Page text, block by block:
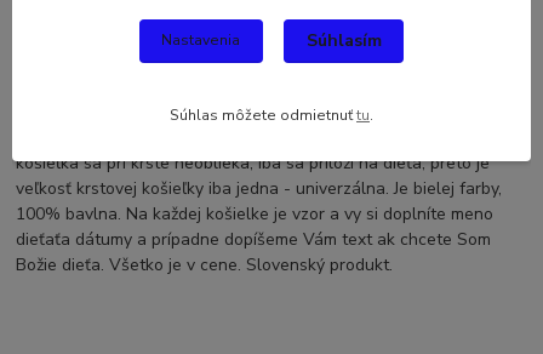
Kompletné špecifikácie
Krstová košieľka srdce prepletané-ružová, klasik. Krstová košieľka
košieľka sa pri krste neoblieka, iba sa priloží na dieťa, preto je
veľkosť krstovej košieľky iba jedna - univerzálna. Je bielej farby,
100% bavlna. Na každej košielke je vzor a vy si doplníte meno
dieťaťa dátumy a prípadne dopíšeme Vám text ak chcete Som
Božie dieťa. Všetko je v cene. Slovenský produkt.
Nastavenia Súhlasím
Súhlas môžete odmietnuťtu.